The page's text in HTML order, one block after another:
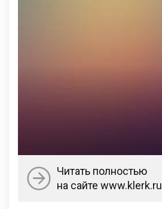
Читать полностью
на сайте www.klerk.ru